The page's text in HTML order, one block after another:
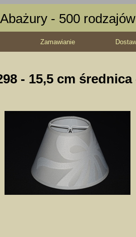
Abażury - 500
Zamawianie
- 15,5 cm